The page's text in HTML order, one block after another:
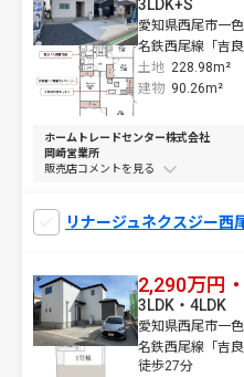
愛知県西尾市一
名鉄西尾線「吉
土地 228.98m²
3LDK+S
建物 90.26m²
ホームトレードセンター株式会社
岡崎営業所
販売店コメントを
リナージュネクスジー西
2,290万円
愛知県西尾市一
名鉄西尾線「吉
徒歩27分
3LDK・4LDK